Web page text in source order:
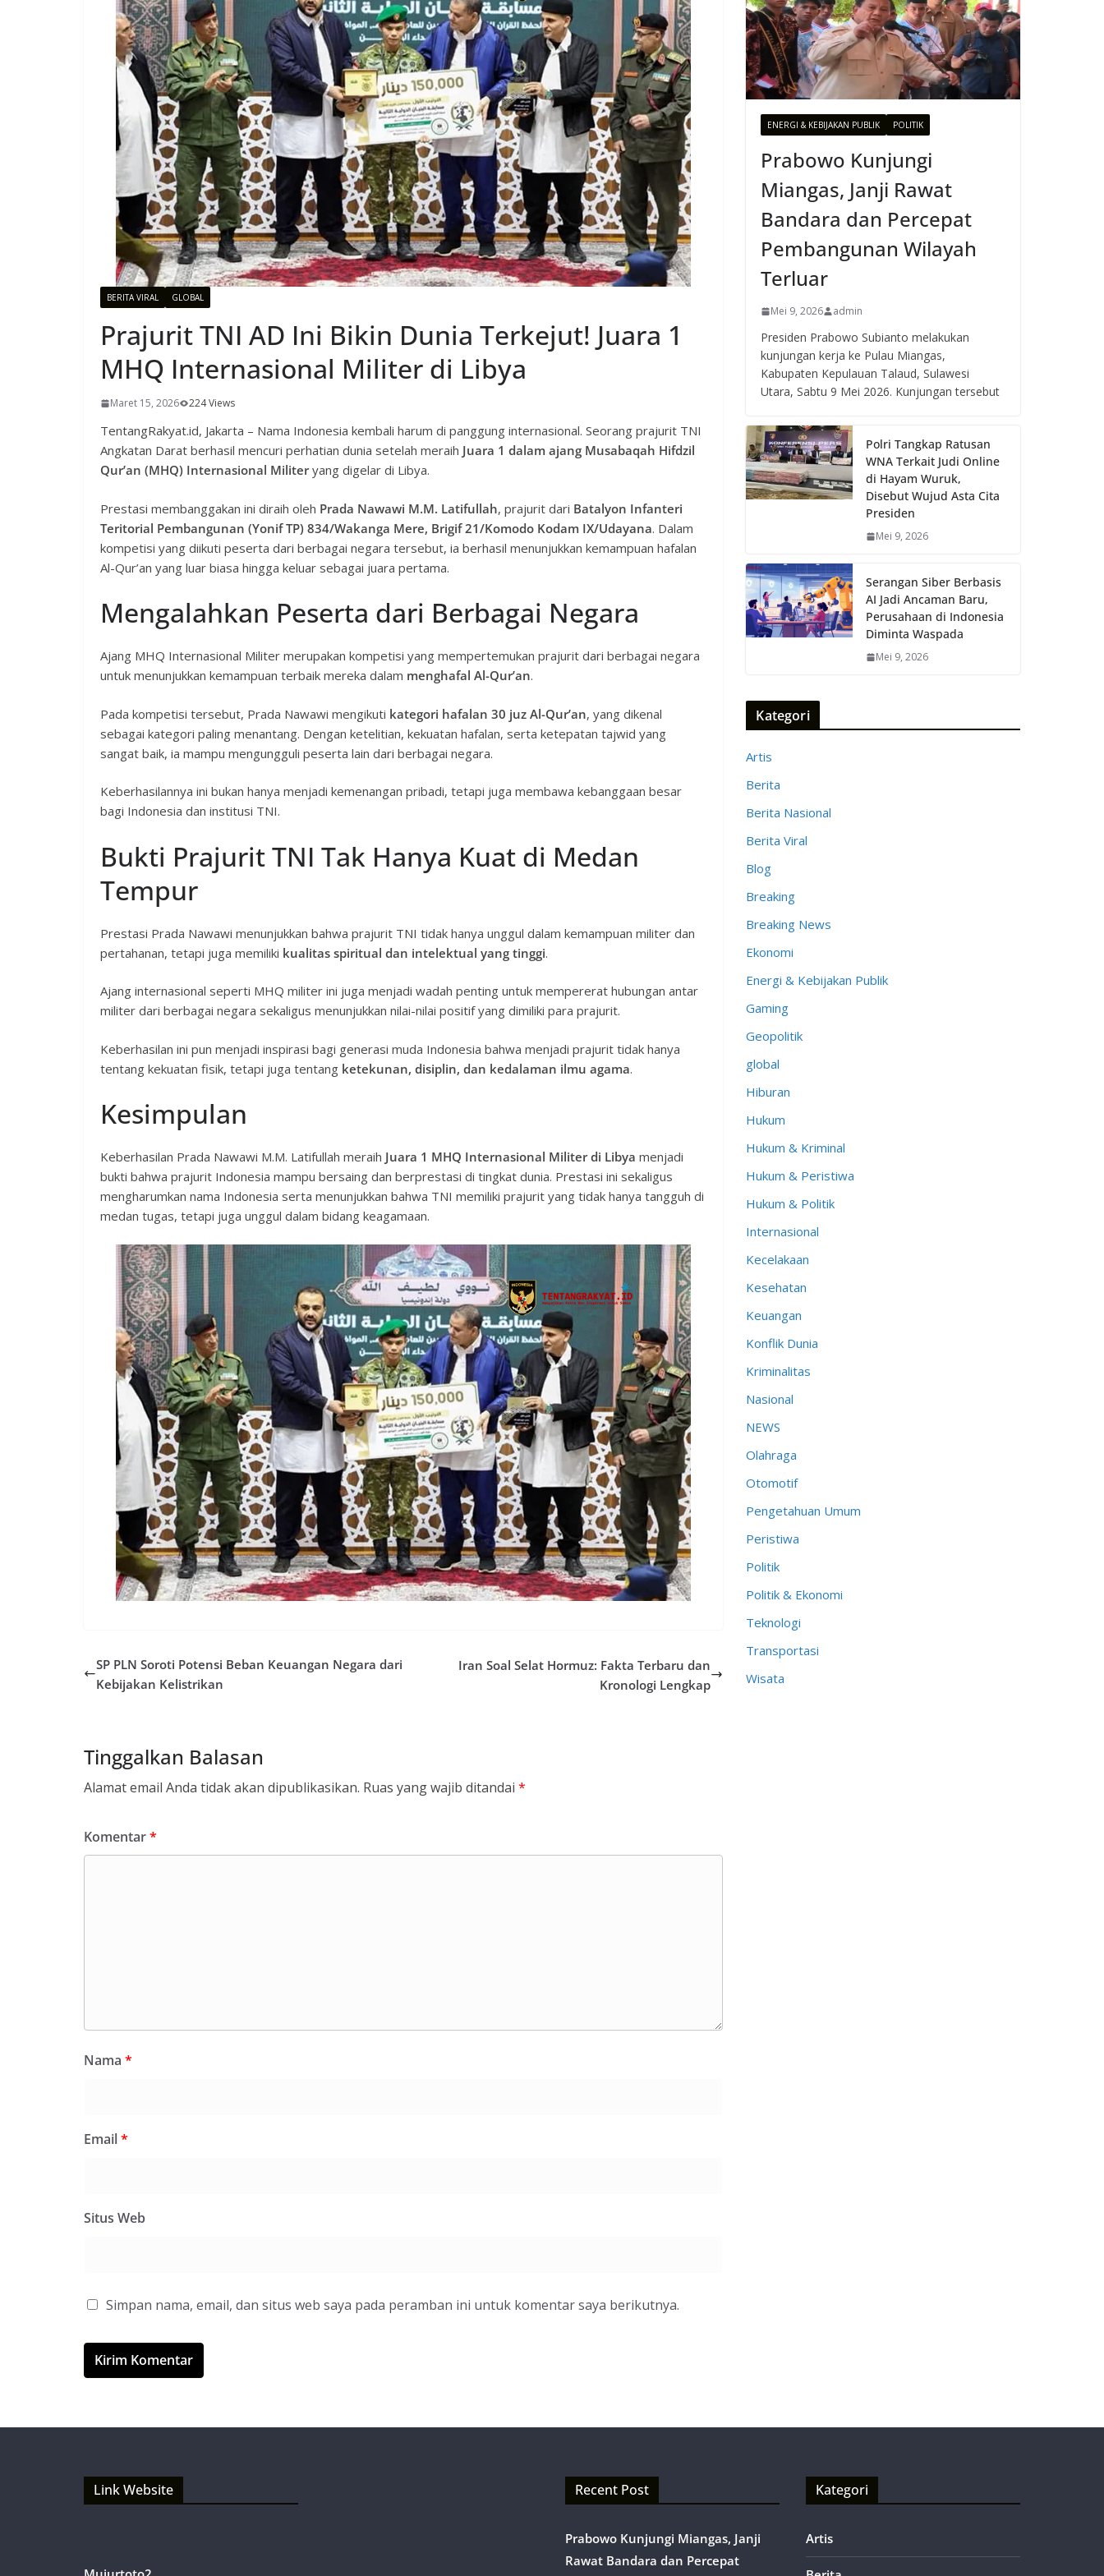
BERITA VIRAL GLOBAL
Prajurit TNI AD Ini Bikin Dunia Terkejut! Juara 1
MHQ Internasional Militer di Libya
Maret 15, 2026 224 Views
TentangRakyat.id, Jakarta – Nama Indonesia kembali harum di panggung internasional. Seorang prajurit TNI
Angkatan Darat berhasil mencuri perhatian dunia setelah meraih Juara 1 dalam ajang Musabaqah Hifdzil
Qur’an (MHQ) Internasional Militeryang digelar di Libya.
Prestasi membanggakan ini diraih oleh Prada Nawawi M.M. Latifullah, prajurit dari Batalyon Infanteri
Teritorial Pembangunan (Yonif TP) 834/Wakanga Mere, Brigif 21/Komodo Kodam IX/Udayana. Dalam
kompetisi yang diikuti peserta dari berbagai negara tersebut, ia berhasil menunjukkan kemampuan hafalan
Al-Qur’an yang luar biasa hingga keluar sebagai juara pertama.
Mengalahkan Peserta dari Berbagai Negara
Ajang MHQ Internasional Militer merupakan kompetisi yang mempertemukan prajurit dari berbagai negara
untuk menunjukkan kemampuan terbaik mereka dalam menghafal Al-Qur’an.
Pada kompetisi tersebut, Prada Nawawi mengikuti kategori hafalan 30 juz Al-Qur’an, yang dikenal
sebagai kategori paling menantang. Dengan ketelitian, kekuatan hafalan, serta ketepatan tajwid yang
sangat baik, ia mampu mengungguli peserta lain dari berbagai negara.
Keberhasilannya ini bukan hanya menjadi kemenangan pribadi, tetapi juga membawa kebanggaan besar
bagi Indonesia dan institusi TNI.
Bukti Prajurit TNI Tak Hanya Kuat di Medan
Tempur
Prestasi Prada Nawawi menunjukkan bahwa prajurit TNI tidak hanya unggul dalam kemampuan militer dan
pertahanan, tetapi juga memiliki kualitas spiritual dan intelektual yang tinggi.
Ajang internasional seperti MHQ militer ini juga menjadi wadah penting untuk mempererat hubungan antar
militer dari berbagai negara sekaligus menunjukkan nilai-nilai positif yang dimiliki para prajurit.
Keberhasilan ini pun menjadi inspirasi bagi generasi muda Indonesia bahwa menjadi prajurit tidak hanya
tentang kekuatan fisik, tetapi juga tentang ketekunan, disiplin, dan kedalaman ilmu agama.
Kesimpulan
Keberhasilan Prada Nawawi M.M. Latifullah meraih Juara 1 MHQ Internasional Militer di Libya menjadi
bukti bahwa prajurit Indonesia mampu bersaing dan berprestasi di tingkat dunia. Prestasi ini sekaligus
mengharumkan nama Indonesia serta menunjukkan bahwa TNI memiliki prajurit yang tidak hanya tangguh di
medan tugas, tetapi juga unggul dalam bidang keagamaan.
SP PLN Soroti Potensi Beban Keuangan Negara dari
Kebijakan Kelistrikan
Iran Soal Selat Hormuz: Fakta Terbaru dan
Kronologi Lengkap
Tinggalkan Balasan
Alamat email Anda tidak akan dipublikasikan. Ruas yang wajib ditandai *
Komentar*
Nama *
Email*
Situs Web
Simpan nama, email, dan situs web saya pada peramban ini untuk komentar saya berikutnya.
ENERGI & KEBIJAKAN PUBLIK POLITIK
Prabowo Kunjungi
Miangas, Janji Rawat
Bandara dan Percepat
Pembangunan Wilayah
Terluar
Mei 9, 2026 admin
Presiden Prabowo Subianto melakukan
kunjungan kerja ke Pulau Miangas,
Kabupaten Kepulauan Talaud, Sulawesi
Utara, Sabtu 9 Mei 2026. Kunjungan tersebut
Polri Tangkap Ratusan
WNA Terkait Judi Online
di Hayam Wuruk,
Disebut Wujud Asta Cita
Presiden
Mei 9, 2026
Serangan Siber Berbasis
AI Jadi Ancaman Baru,
Perusahaan di Indonesia
Diminta Waspada
Mei 9, 2026
Kategori
Artis
Berita
Berita Nasional
Berita Viral
Blog
Breaking
Breaking News
Ekonomi
Energi & Kebijakan Publik
Gaming
Geopolitik
global
Hiburan
Hukum
Hukum & Kriminal
Hukum & Peristiwa
Hukum & Politik
Internasional
Kecelakaan
Kesehatan
Keuangan
Konflik Dunia
Kriminalitas
Nasional
NEWS
Olahraga
Otomotif
Pengetahuan Umum
Peristiwa
Politik
Politik & Ekonomi
Teknologi
Transportasi
Wisata
Link Website Recent Post
Prabowo Kunjungi Miangas, Janji
Rawat Bandara dan Percepat
Kategori
Artis